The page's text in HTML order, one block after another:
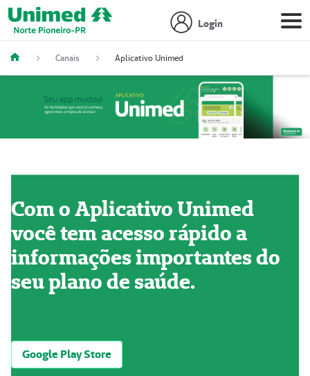
Login
Canais Aplicativo Unimed
Com o Aplicativo Unimed
você tem acesso rápido a
informações importantes do
seu plano de saúde.
Google Play Store